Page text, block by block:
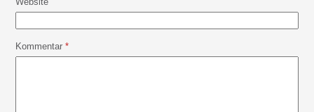
Kommentar*